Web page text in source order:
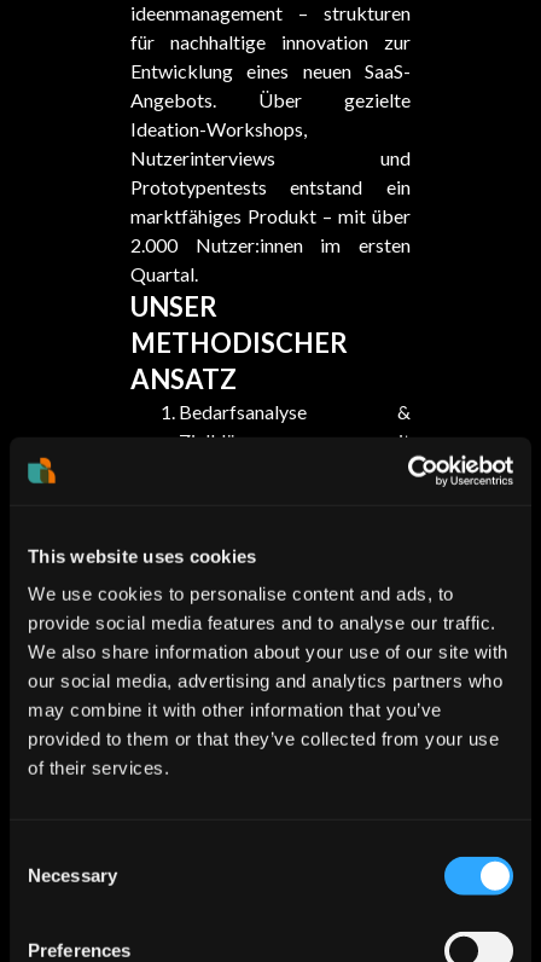
This website uses cookies
We use cookies to personalise content and ads, to
provide social media features and to analyse our traffic.
We also share information about your use of our site with
our social media, advertising and analytics partners who
may combine it with other information that you’ve
provided to them or that they’ve collected from your use
of their services.
Selection
Necessary
Preferences
ideenmanagement – strukturen
für nachhaltige innovation zur
Entwicklung eines neuen SaaS-
Angebots. Über gezielte
Ideation-Workshops,
Nutzerinterviews und
Prototypentests entstand ein
marktfähiges Produkt – mit über
2.000 Nutzer:innen im ersten
Quartal.
UNSER
METHODISCHER
ANSATZ
Bedarfsanalyse &
Zielklärung mit
Thinking)
Auswahl und Priorisierung
relevanter Ideen
Prototyping, Testing,
Iteration
Business Case Entwicklung
& Skalierung
BEST PRACTICES
Nutzer:innen aus. Wichtig ist auch